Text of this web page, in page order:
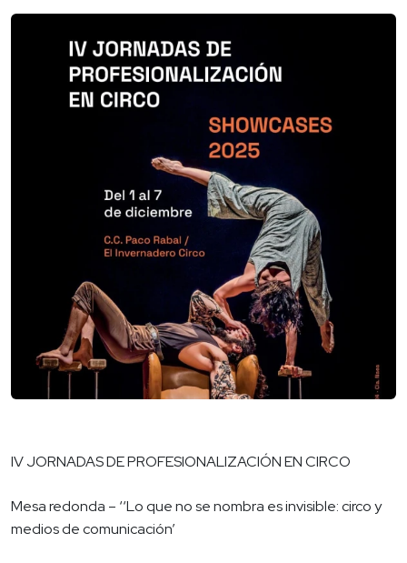
IV JORNADAS DE PROFESIONALIZACIÓN EN CIRCO
Mesa redonda – ‘‘Lo que no se nombra es invisible: circo y
medios de comunicación’